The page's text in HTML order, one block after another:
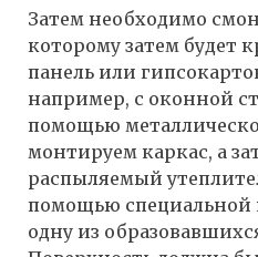
Затем необходимо
которому затем будет
панель или
например, с оконной
помощью
монтируем каркас, а
распыляемый
помощью специальной
одну из